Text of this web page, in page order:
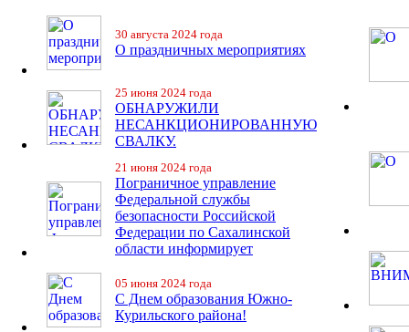
30 августа 2024 года
О праздничных мероприятиях
25 июня 2024 года
ОБНАРУЖИЛИ
НЕСАНКЦИОНИРОВАННУЮ
СВАЛКУ.
21 июня 2024 года
Пограничное управление
Федеральной службы
безопасности Российской
Федерации по Сахалинской
области информирует
05 июня 2024 года
С Днем образования Южно-
Курильского района!